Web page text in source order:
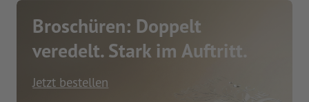
Broschüren: Doppelt
veredelt. Stark im Auftritt.
Jetzt bestellen